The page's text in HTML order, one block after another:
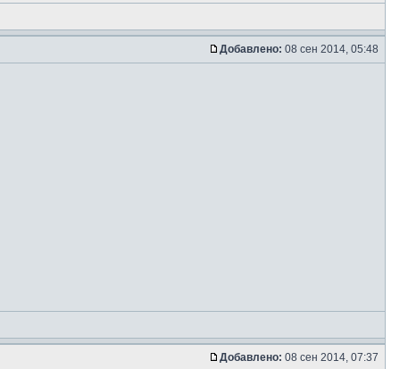
Добавлено: 08 сен 2014, 05:48
Добавлено: 08 сен 2014, 07:37